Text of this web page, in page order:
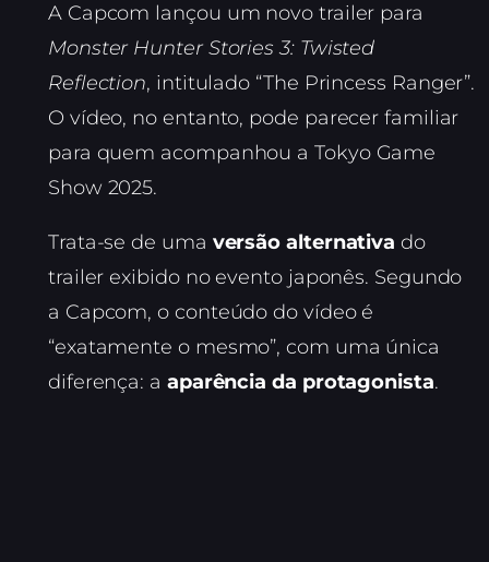
A Capcom lançou um novo trailer para
Monster Hunter Stories 3: Twisted
Reflection, intitulado “The Princess Ranger”.
O vídeo, no entanto, pode parecer familiar
para quem acompanhou a Tokyo Game
Show 2025.
Trata-se de uma versão alternativa do
trailer exibido no evento japonês. Segundo
a Capcom, o conteúdo do vídeo é
“exatamente o mesmo”, com uma única
diferença: a aparência da protagonista.